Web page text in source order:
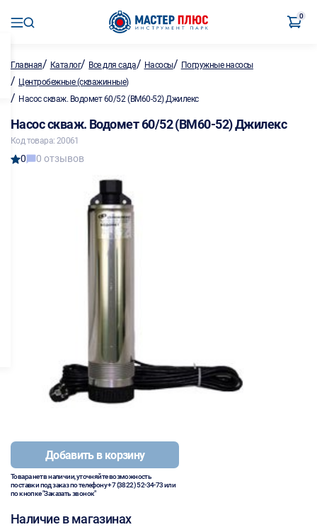
0
Главная/ Каталог/ Все для сада/ Насосы/ Погружные насосы
/ Центробежные (скважинные)
/ Насос скваж. Водомет 60/52 (ВМ60-52) Джилекс
Насос скваж. Водомет 60/52 (ВМ60-52) Джилекс
Код товара: 20061
0 0 отзывов
Добавить в корзину
Товара нет в наличии, уточняйте возможность
поставки под заказ по телефону+7 (3822) 52-34-73или
по кнопке "Заказать звонок"
Наличие в магазинах